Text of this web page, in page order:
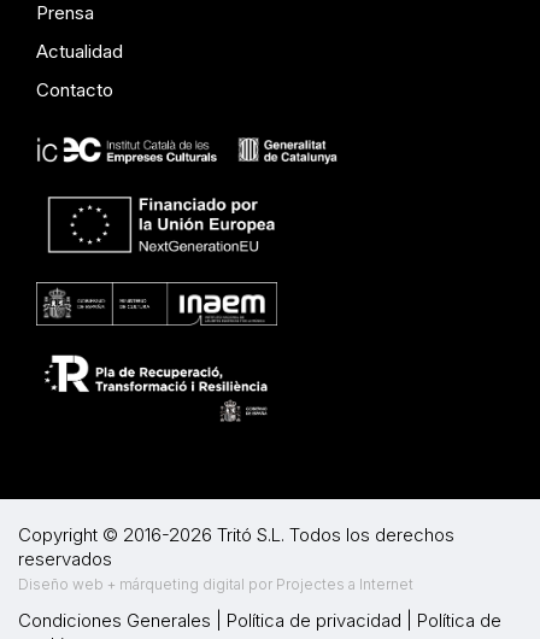
Prensa
Actualidad
Contacto
Copyright © 2016-2026 Tritó S.L. Todos los derechos
reservados
Diseño web + márqueting digital por Projectes a Internet
Condiciones Generales Política de privacidad
Política de